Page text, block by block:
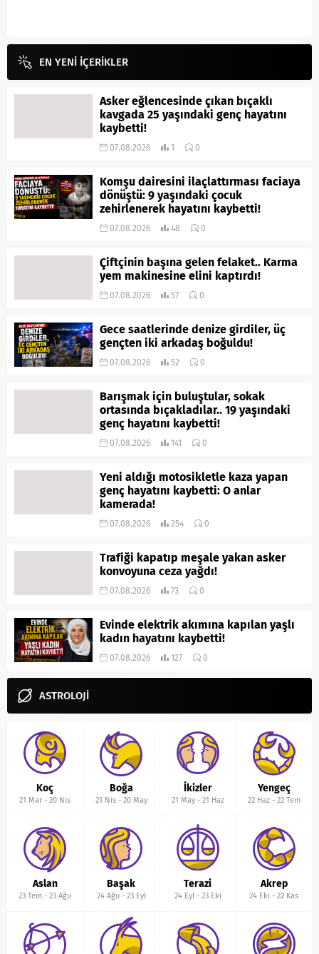
EN YENİ İÇERİKLER
Asker eğlencesinde çıkan bıçaklı
kavgada 25 yaşındaki genç hayatını
kaybetti!
07.08.2026 1 0
Komşu dairesini ilaçlattırması faciaya
dönüştü: 9 yaşındaki çocuk
zehirlenerek hayatını kaybetti!
07.08.2026 48 0
Çiftçinin başına gelen felaket.. Karma
yem makinesine elini kaptırdı!
07.08.2026 57 0
Gece saatlerinde denize girdiler, üç
gençten iki arkadaş boğuldu!
07.08.2026 52 0
Barışmak için buluştular, sokak
ortasında bıçakladılar.. 19 yaşındaki
genç hayatını kaybetti!
07.08.2026 141 0
Yeni aldığı motosikletle kaza yapan
genç hayatını kaybetti: O anlar
kamerada!
07.08.2026 254 0
Trafiği kapatıp meşale yakan asker
konvoyuna ceza yağdı!
07.08.2026 73 0
Evinde elektrik akımına kapılan yaşlı
kadın hayatını kaybetti!
07.08.2026 127 0
ASTROLOJİ
Koç
21 Mar -20 Nis
Boğa
21 Nis- 20 May
İkizler
21 May- 21 Haz
Yengeç
22 Haz- 22 Tem
Aslan
23 Tem -23 Ağu
Başak
24 Ağu- 23 Eyl
Terazi
24 Eyl- 23 Eki
Akrep
24 Eki -22 Kas